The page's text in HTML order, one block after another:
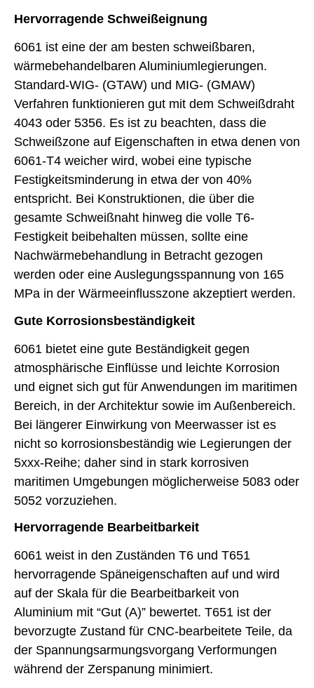
Hervorragende Schweißeignung
6061 ist eine der am besten schweißbaren,
wärmebehandelbaren Aluminiumlegierungen.
Standard-WIG- (GTAW) und MIG- (GMAW)
Verfahren funktionieren gut mit dem Schweißdraht
4043 oder 5356. Es ist zu beachten, dass die
Schweißzone auf Eigenschaften in etwa denen von
6061-T4 weicher wird, wobei eine typische
Festigkeitsminderung in etwa der von 40%
entspricht. Bei Konstruktionen, die über die
gesamte Schweißnaht hinweg die volle T6-
Festigkeit beibehalten müssen, sollte eine
Nachwärmebehandlung in Betracht gezogen
werden oder eine Auslegungsspannung von 165
MPa in der Wärmeeinflusszone akzeptiert werden.
Gute Korrosionsbeständigkeit
6061 bietet eine gute Beständigkeit gegen
atmosphärische Einflüsse und leichte Korrosion
und eignet sich gut für Anwendungen im maritimen
Bereich, in der Architektur sowie im Außenbereich.
Bei längerer Einwirkung von Meerwasser ist es
nicht so korrosionsbeständig wie Legierungen der
5xxx-Reihe; daher sind in stark korrosiven
maritimen Umgebungen möglicherweise 5083 oder
5052 vorzuziehen.
Hervorragende Bearbeitbarkeit
6061 weist in den Zuständen T6 und T651
hervorragende Späneigenschaften auf und wird
auf der Skala für die Bearbeitbarkeit von
Aluminium mit “Gut (A)” bewertet. T651 ist der
bevorzugte Zustand für CNC-bearbeitete Teile, da
der Spannungsarmungsvorgang Verformungen
während der Zerspanung minimiert.